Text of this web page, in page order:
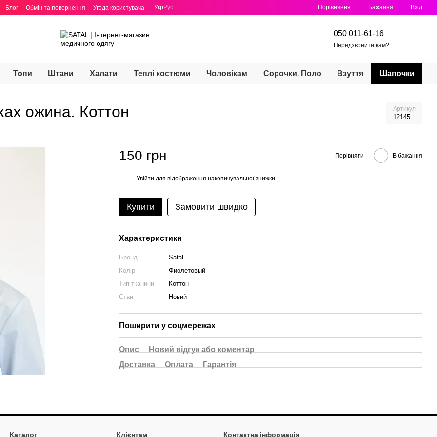
Блог Обмін та повернення Угода користувача УкрРус Порівняння Бажання Вхід
050 011-61-16
Передзвонити вам?
Топи Штани Халати Теплі костюми Чоловікам Сорочки. Поло Взуття Шапочки
ожина. Коттон Артикул
12145
150 грн Порівняти В бажання
Увійти для відображення накопичувальної знижки
Купити Замовити швидко
Характеристики
Бренд
Satal
Колір
Фиолетовый
Тип тканини
Коттон
Стан
Новий
Поширити у соцмережах
Опис
Новий відгук або коментар
Доставка
Оплата Гарантія
Каталог Клієнтам Контактна інформація